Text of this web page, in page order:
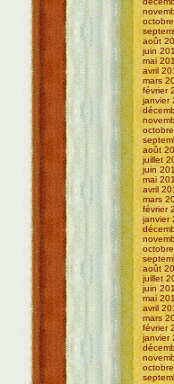
août
juin
mai
avril
mars
février
janvier
août
juillet
juin
mai
avril
mars
février
janvier
août
juillet
juin
mai
avril
mars
février
janvier